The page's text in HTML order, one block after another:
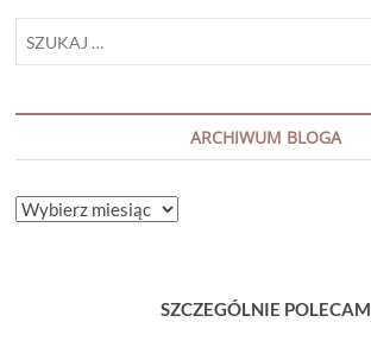
ARCHIWUM BLOGA
ARCHIWUM
SZCZEGÓLNIE POLECAM